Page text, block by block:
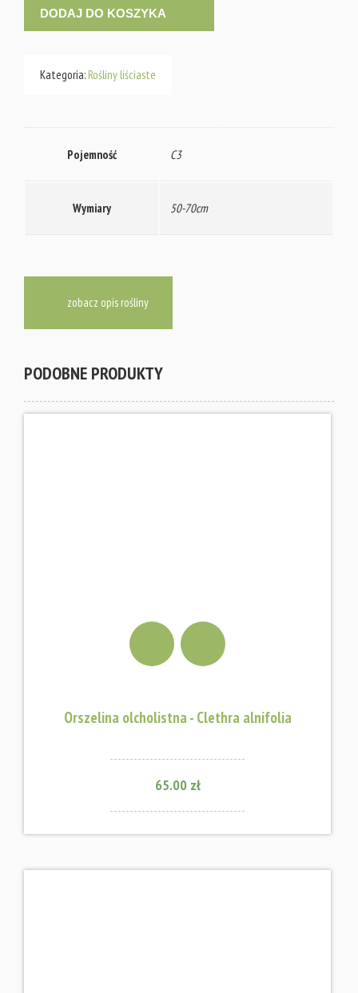
DODAJ DO KOSZYKA
Kategoria:Rośliny liściaste
Pojemność C3
Wymiary 50-70cm
zobacz opis rośliny
PODOBNE PRODUKTY
Orszelina olcholistna - Clethra alnifolia
65.00 zł